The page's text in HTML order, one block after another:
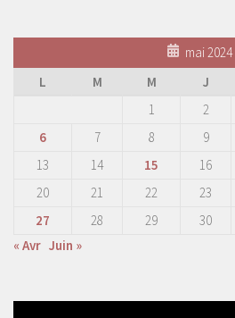
mai 2024
L
M M J
1
2
6
7 8 9
13
14 15 16
20
21 22 23
27
28 29 30
« Avr Juin »